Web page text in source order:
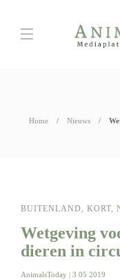
Home Nieuws
BUITENLAND, KORT,
Wetgeving
dieren in
AnimalsToday | 3 05 2019